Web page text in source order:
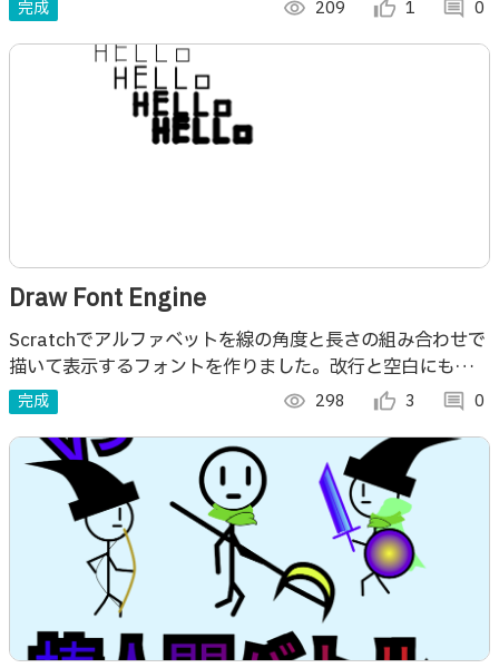
完成 visibility 209 thumb_up_alt 1 comment 0
Draw Font Engine
Scratchでアルファベットを線の角度と長さの組み合わせで
描いて表示するフォントを作りました。改行と空白にも対応
していて、文章として文字を並べることができ、文字の太さ
も自由に変えられます。
完成 visibility 298 thumb_up_alt 3 comment 0